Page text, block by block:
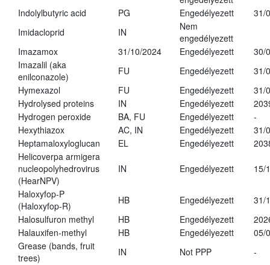
Indolylbutyric acid
PG Engedélyezett
31/
Imidacloprid
IN
Nem
engedélyezett
Imazamox
31/10/2024 Engedélyezett
30/
Imazalil (aka
enilconazole)
FU Engedélyezett
31/
Hymexazol
FU Engedélyezett
31/
Hydrolysed proteins
IN Engedélyezett
Hydrogen peroxide
BA, FU Engedélyezett
-
Hexythiazox
AC, IN Engedélyezett
31/
Heptamaloxyloglucan
EL Engedélyezett
Helicoverpa armigera
nucleopolyhedrovirus
(HearNPV)
IN Engedélyezett 15/
Haloxyfop-P
(Haloxyfop-R)
HB Engedélyezett
31/
Halosulfuron methyl
HB Engedélyezett
Halauxifen-methyl
HB Engedélyezett
05/
Grease (bands, fruit
trees)
IN Not PPP
-